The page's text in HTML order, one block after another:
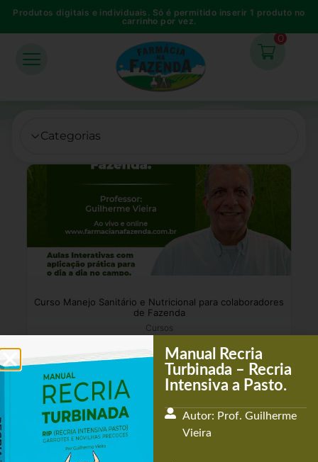
Produtos digitais e individuais. Só é permitido inserir 1 produto no
carrinho por vez.
0
Categorias
Curso Manejo Sanitário e Nutricional para colaboradores
de Fazenda
Cursos
570,00
Adicionar ao carrinho
Manual Recria
Turbinada – Recria
Intensiva a Pasto.
Autor: Prof. Guilherme
Vieira